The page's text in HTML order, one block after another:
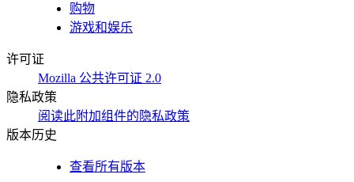
购物
游戏和娱乐
许可证
Mozilla 公共许可证 2.0
隐私政策
阅读此附加组件的隐私政策
版本历史
查看所有版本